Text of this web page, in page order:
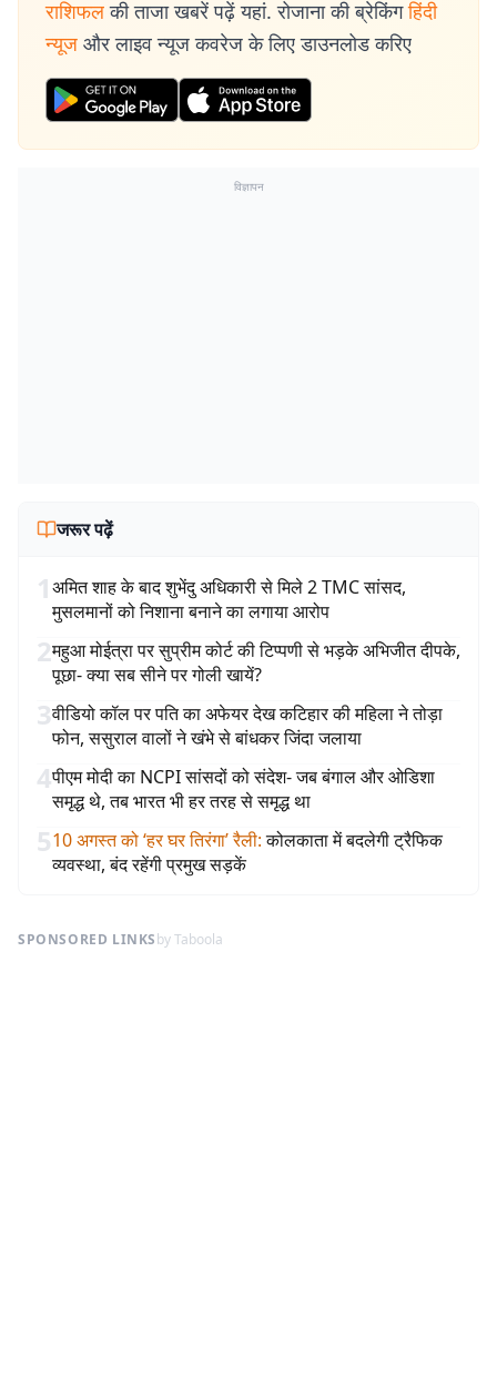
राशिफल की ताजा खबरें पढ़ें यहां. रोजाना की ब्रेकिंग हिंदी
न्यूज और लाइव न्यूज कवरेज के लिए डाउनलोड करिए
विज्ञापन
जरूर पढ़ें
1अमित शाह के बाद शुभेंदु अधिकारी से मिले 2 TMC सांसद,
मुसलमानों को निशाना बनाने का लगाया आरोप
2महुआ मोईत्रा पर सुप्रीम कोर्ट की टिप्पणी से भड़के अभिजीत दीपके,
पूछा- क्या सब सीने पर गोली खायें?
3वीडियो कॉल पर पति का अफेयर देख कटिहार की महिला ने तोड़ा
फोन, ससुराल वालों ने खंभे से बांधकर जिंदा जलाया
4पीएम मोदी का NCPI सांसदों को संदेश- जब बंगाल और ओडिशा
समृद्ध थे, तब भारत भी हर तरह से समृद्ध था
510 अगस्त को ‘हर घर तिरंगा’ रैली: कोलकाता में बदलेगी ट्रैफिक
व्यवस्था, बंद रहेंगी प्रमुख सड़कें
SPONSORED LINKSby Taboola